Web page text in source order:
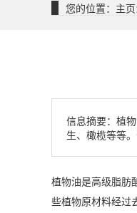
您的位置： 主页
信息摘要： 植
生、橄榄等等
植物油是高级脂肪
些植物原材料经过